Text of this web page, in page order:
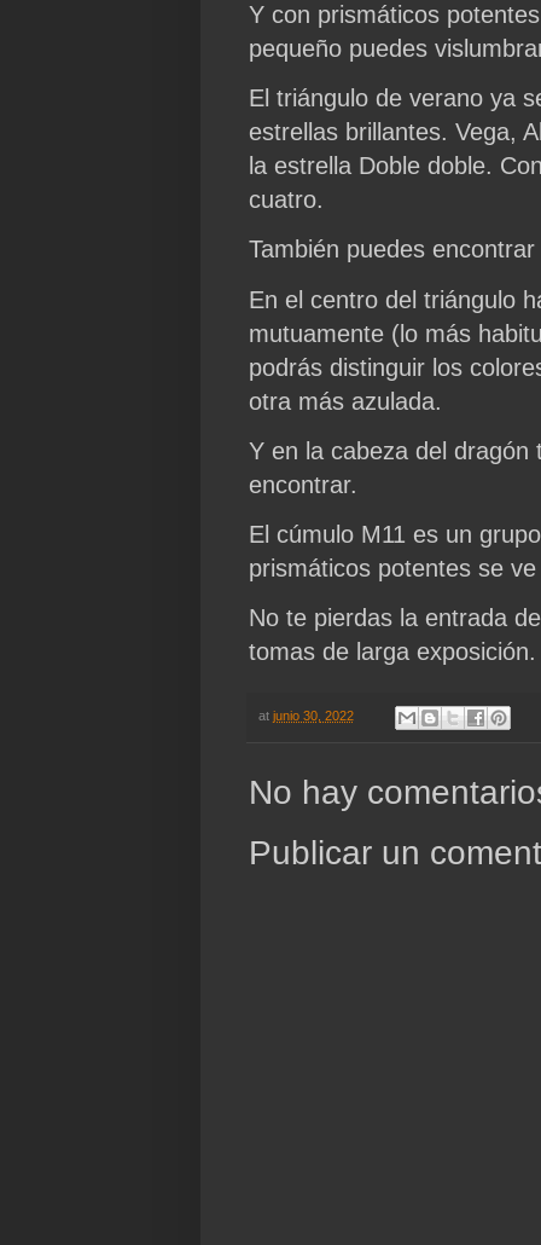
Y con prismáticos
pequeño puedes
El triángulo de verano ya
estrellas brillantes. Vega,
la estrella Doble doble.
cuatro.
También puedes
En el centro del triángulo
mutuamente (lo más
podrás distinguir los
otra más azulada.
Y en la cabeza del dragón
encontrar.
El cúmulo M11 es un
prismáticos potentes se
No te pierdas la entrada
tomas de larga exposición.
at junio 30, 2022
No hay
Publicar un